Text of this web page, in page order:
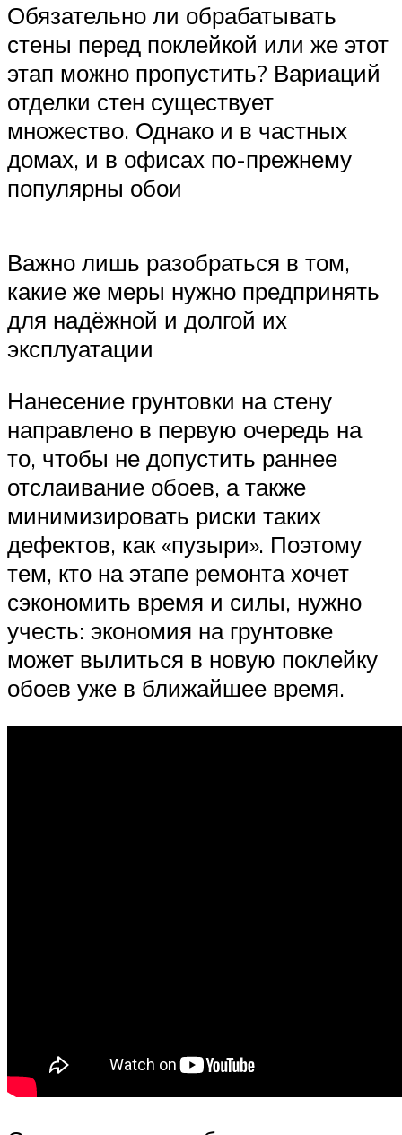
Меню
Обязательно ли обрабатывать
стены перед поклейкой или же этот
этап можно пропустить? Вариаций
отделки стен существует
множество. Однако и в частных
домах, и в офисах по-прежнему
популярны обои
Важно лишь разобраться в том,
какие же меры нужно предпринять
для надёжной и долгой их
эксплуатации
Нанесение грунтовки на стену
направлено в первую очередь на
то, чтобы не допустить раннее
отслаивание обоев, а также
минимизировать риски таких
дефектов, как «пузыри». Поэтому
тем, кто на этапе ремонта хочет
сэкономить время и силы, нужно
учесть: экономия на грунтовке
может вылиться в новую поклейку
обоев уже в ближайшее время.